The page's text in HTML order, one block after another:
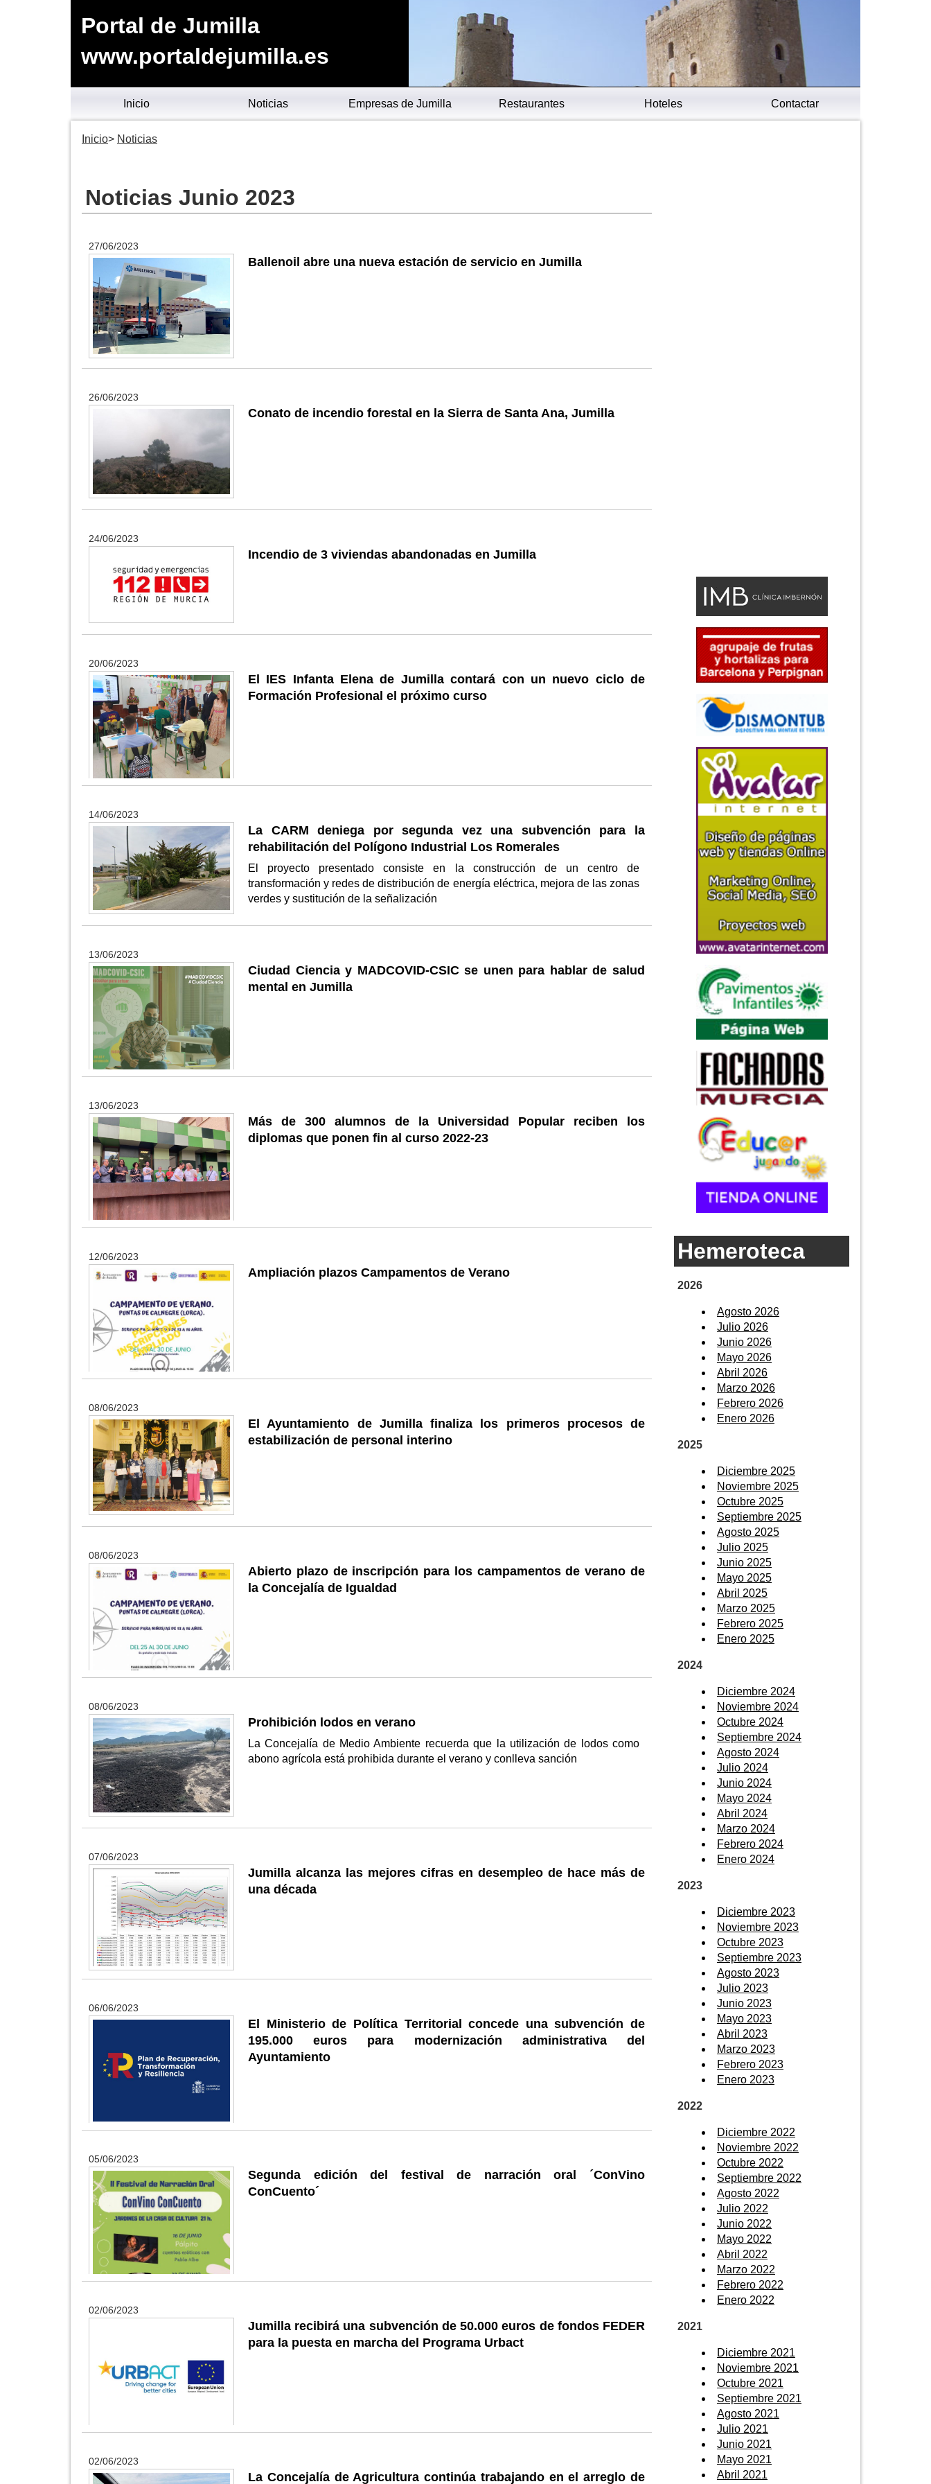
Portal de Jumilla
www.portaldejumilla.es
Inicio Noticias Empresas de Jumilla Restaurantes Hoteles Contactar
Inicio Noticias
Noticias Junio 2023
27/06/2023
Ballenoil abre una nueva estación de servicio en Jumilla
26/06/2023
Conato de incendio forestal en la Sierra de Santa Ana, Jumilla
24/06/2023
Incendio de 3 viviendas abandonadas en Jumilla
20/06/2023
El IES Infanta Elena de Jumilla contará con un nuevo ciclo de
Formación Profesional el próximo curso
14/06/2023
La CARM deniega por segunda vez una subvención para la
rehabilitación del Polígono Industrial Los Romerales
El proyecto presentado consiste en la construcción de un centro de
transformación y redes de distribución de energía eléctrica, mejora de las zonas
verdes y sustitución de la señalización
13/06/2023
Ciudad Ciencia y MADCOVID-CSIC se unen para hablar de salud
mental en Jumilla
13/06/2023
Más de 300 alumnos de la Universidad Popular reciben los
diplomas que ponen fin al curso 2022-23
12/06/2023
Ampliación plazos Campamentos de Verano
08/06/2023
El Ayuntamiento de Jumilla finaliza los primeros procesos de
estabilización de personal interino
08/06/2023
Abierto plazo de inscripción para los campamentos de verano de
la Concejalía de Igualdad
08/06/2023
Prohibición lodos en verano
La Concejalía de Medio Ambiente recuerda que la utilización de lodos como
abono agrícola está prohibida durante el verano y conlleva sanción
07/06/2023
Jumilla alcanza las mejores cifras en desempleo de hace más de
una década
06/06/2023
El Ministerio de Política Territorial concede una subvención de
195.000 euros para modernización administrativa del
Ayuntamiento
05/06/2023
Segunda edición del festival de narración oral ´ConVino
ConCuento´
02/06/2023
Jumilla recibirá una subvención de 50.000 euros de fondos FEDER
para la puesta en marcha del Programa Urbact
02/06/2023
La Concejalía de Agricultura continúa trabajando en el arreglo de
Hemeroteca
2026
Agosto 2026
Julio 2026
Junio 2026
Mayo 2026
Abril 2026
Marzo 2026
Febrero 2026
Enero 2026
2025
Diciembre 2025
Noviembre 2025
Octubre 2025
Septiembre 2025
Agosto 2025
Julio 2025
Junio 2025
Mayo 2025
Abril 2025
Marzo 2025
Febrero 2025
Enero 2025
2024
Diciembre 2024
Noviembre 2024
Octubre 2024
Septiembre 2024
Agosto 2024
Julio 2024
Junio 2024
Mayo 2024
Abril 2024
Marzo 2024
Febrero 2024
Enero 2024
2023
Diciembre 2023
Noviembre 2023
Octubre 2023
Septiembre 2023
Agosto 2023
Julio 2023
Junio 2023
Mayo 2023
Abril 2023
Marzo 2023
Febrero 2023
Enero 2023
2022
Diciembre 2022
Noviembre 2022
Octubre 2022
Septiembre 2022
Agosto 2022
Julio 2022
Junio 2022
Mayo 2022
Abril 2022
Marzo 2022
Febrero 2022
Enero 2022
2021
Diciembre 2021
Noviembre 2021
Octubre 2021
Septiembre 2021
Agosto 2021
Julio 2021
Junio 2021
Mayo 2021
Abril 2021